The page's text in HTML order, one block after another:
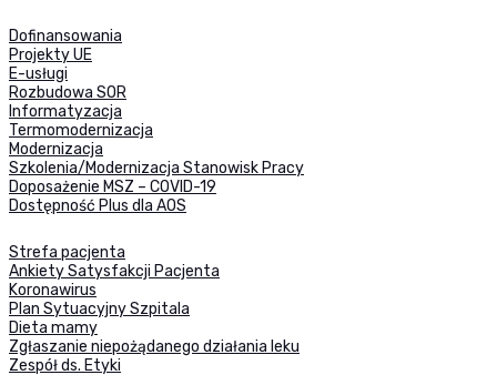
Dofinansowania
Projekty UE
E-usługi
Rozbudowa SOR
Informatyzacja
Termomodernizacja
Modernizacja
Szkolenia/Modernizacja Stanowisk Pracy
Doposażenie MSZ – COVID-19
Dostępność Plus dla AOS
Strefa pacjenta
Ankiety Satysfakcji Pacjenta
Koronawirus
Plan Sytuacyjny Szpitala
Dieta mamy
Zgłaszanie niepożądanego działania leku
Zespół ds. Etyki